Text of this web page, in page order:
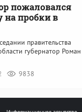
пожаловался
на пробки в
правительства
губернатор Роман
9838